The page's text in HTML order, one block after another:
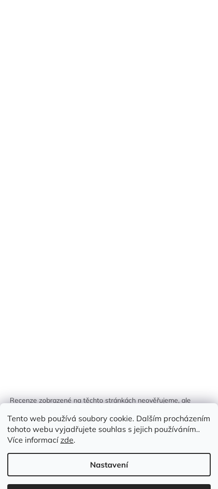
Tento web používá soubory cookie. Dalším procházením
tohoto webu vyjadřujete souhlas s jejich používáním..
Více informacízde.
Nastavení
Recenze zobrazené na těchto stránkách neověřujeme, ale
identifikován.
Vytvořil Shoptet